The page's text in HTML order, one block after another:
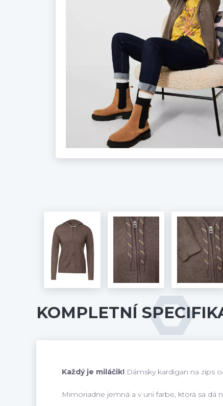
KOMPLETNÍ
Každý je miláčik! Dámsky kardigan na zips
Mimoriadne jemná a v uni farbe, ktorá sa